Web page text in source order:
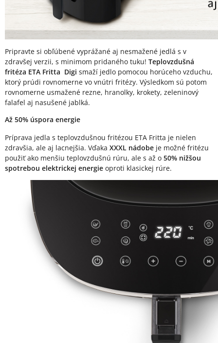
Pripravte si obľúbené vyprážané aj nesmažené jedlá s v
zdravšej verzii, s minimom pridaného tuku! Teplovzdušná
fritéza ETA Fritta Digi smaží jedlo pomocou horúceho vzduchu,
ktorý prúdi rovnomerne vo vnútri fritézy. Výsledkom sú potom
rovnomerne usmažené rezne, hranolky, krokety, zeleninový
falafel aj nasušené jablká.
Až 50% úspora energie
Príprava jedla s teplovzdušnou fritézou ETA Fritta je nielen
zdravšia, ale aj lacnejšia. Vďaka XXXL nádobe je možné fritézu
použiť ako menšiu teplovzdušnú rúru, ale s až o 50% nižšou
spotrebou elektrickej energie oproti klasickej rúre.